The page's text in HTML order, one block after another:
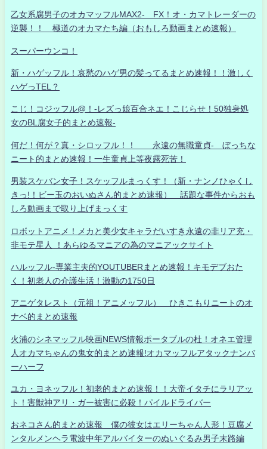
乙女系腐男子のオカマッフルMAX2- FX！オ・カマトレーダーの
逆襲！！ 極道のオカマたち編（おもしろ動画まとめ速報）
スーパーウンコ！
新・ハゲッフル！哀愁のハゲ男の髪ってるまとめ速報！！激しく
ハゲっTEL？
こじ！コジッフル@！-レズっ娘百合ネエ！こじらせ！50独身処
女のBL腐女子的まとめ速報-
何だ！何が？真・シロッフル！！ 永遠の無職童貞- ぼっちな
ニート的まとめ速報！一生童貞上等夜露死苦！
男装スケバン女子！スケッフルまっくす！（新・ナンノひゃくし
きっ!！ビー玉のおいぬさん的まとめ速報） 話題な事件からおも
しろ動画まで取り上げまっくす
ロボットアニメ！メカと美少女キャラだいすき永遠の非リア充・
非モテ星人 ！あらゆるマニアの為のマニアックサイト
ハルッフル-専業主夫的YOUTUBERまとめ速報！キモデブおた
く！初老人の介護生活！激動の1750日
アニゲタレスト（元祖！アニメッフル） ひきこもりニートのオ
ナベ的まとめ速報
火浦のシネマッフル映画NEWS情報ポータブルの杜！オネエ管理
人オカマちゃんの鬼女的まとめ速報!オカマッフルアタックナンバ
ーハーフ
ユカ・ヨネッフル！初老的まとめ速報！！大帝イタチにラリアッ
ト！害獣神アリ・ガー被害に必殺！パイルドライバー
おネコさん的まとめ速報 僕の彼女はエリーちゃん人形！豆腐メ
ンタルメンヘラ電波中年アルバイターのぬいぐるみ男子末路編